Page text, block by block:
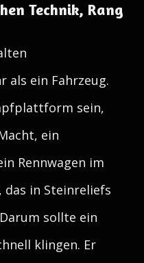
Technik, Rang
als ein Fahrzeug.
sein,
ein
Rennwagen im
in Steinreliefs
sollte ein
klingen. Er